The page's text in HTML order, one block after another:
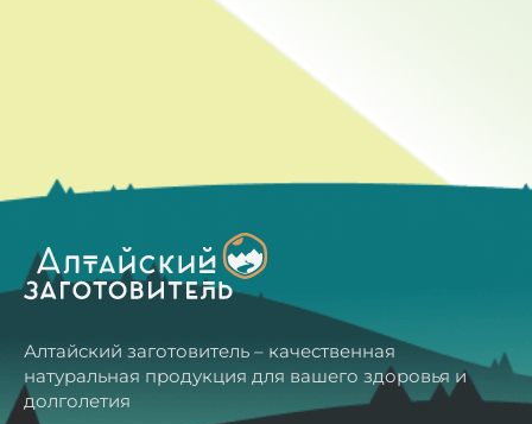
Алтайский заготовитель – качественная
натуральная продукция для вашего здоровья и
долголетия